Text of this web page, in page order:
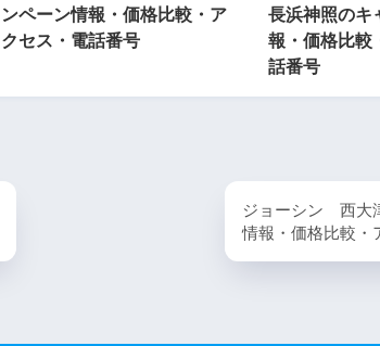
ンペーン情報・価格比較・ア
クセス・電話番号
長浜神照のキ
報・価格比較
話番号
ジョーシン 西大
情報・価格比較